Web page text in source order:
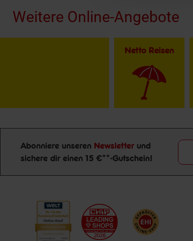
Weitere Online-Angebote
Netto Reisen
Newsletter Anmeldung
Abonniere unseren Newsletter und
sichere dir einen 15 €**-Gutschein!